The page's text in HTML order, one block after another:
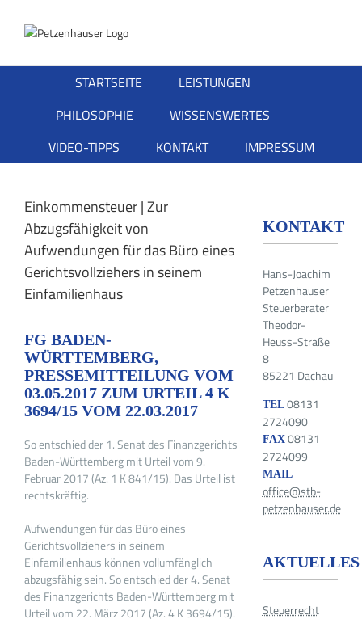
Inhalt
springen
STARTSEITE
LEISTUNGEN
PHILOSOPHIE
WISSENSWERTES
VIDEO-TIPPS
KONTAKT IMPRESSUM
Einkommensteuer | Zur
Abzugsfähigkeit von
Aufwendungen für das Büro eines
Gerichtsvollziehers in seinem
Einfamilienhaus
FG BADEN-
WÜRTTEMBERG,
PRESSEMITTEILUNG VOM
03.05.2017 ZUM URTEIL 4 K
3694/15 VOM 22.03.2017
So entschied der 1. Senat des Finanzgerichts
Baden-Württemberg mit Urteil vom 9.
Februar 2017 (Az. 1 K 841/15). Das Urteil ist
rechtskräftig.
Aufwendungen für das Büro eines
Gerichtsvollziehers in seinem
Einfamilienhaus können vollumfänglich
abzugsfähig sein. So entschied der 4. Senat
des Finanzgerichts Baden-Württemberg mit
Urteil vom 22. März 2017 (Az. 4 K 3694/15).
KONTAKT
Hans-Joachim
Petzenhauser
Steuerberater
Theodor-
Heuss-Straße
8
85221 Dachau
TEL08131
2724090
FAX08131
2724099
MAIL
office@stb-
petzenhauser.de
AKTUELLES
Steuerrecht